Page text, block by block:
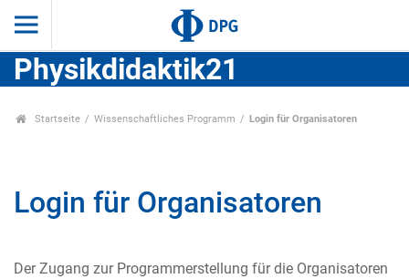
Physikdidaktik21
Startseite Wissenschaftliches Programm Login für Organisatoren
Login für Organisatoren
Der Zugang zur Programmerstellung für die Organisatoren